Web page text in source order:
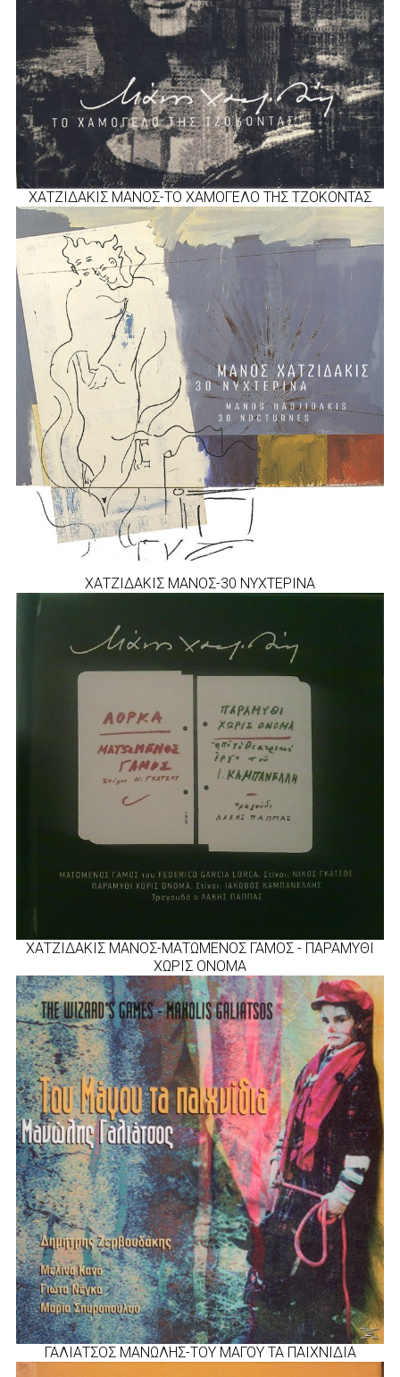
ΧΑΤΖΙΔΑΚΙΣ ΜΑΝΟΣ-ΤΟ ΧΑΜΟΓΕΛΟ ΤΗΣ ΤΖΟΚΟΝΤΑΣ
ΧΑΤΖΙΔΑΚΙΣ ΜΑΝΟΣ-30 ΝΥΧΤΕΡΙΝΑ
ΧΑΤΖΙΔΑΚΙΣ ΜΑΝΟΣ-ΜΑΤΩΜΕΝΟΣ ΓΑΜΟΣ - ΠΑΡΑΜΥΘΙ
ΧΩΡΙΣ ΟΝΟΜΑ
ΓΑΛΙΑΤΣΟΣ ΜΑΝΩΛΗΣ-ΤΟΥ ΜΑΓΟΥ ΤΑ ΠΑΙΧΝΙΔΙΑ